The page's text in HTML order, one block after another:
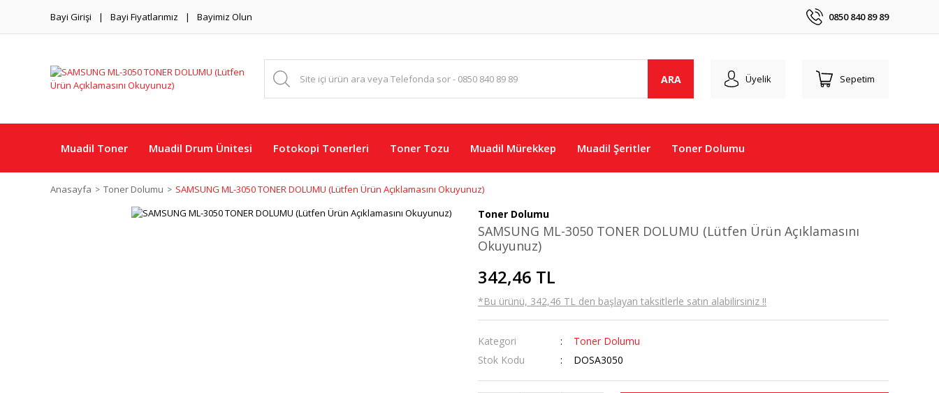
Bayi Girişi Bayi Fiyatlarımız Bayimiz Olun 0850 840 89 89
ARA Üyelik Sepetim
Muadil Toner Muadil Drum Ünitesi Fotokopi Tonerleri Toner Tozu Muadil Mürekkep Muadil Şeritler Toner Dolumu
Anasayfa Toner Dolumu SAMSUNG ML-3050 TONER DOLUMU (Lütfen Ürün Açıklamasını Okuyunuz)
Toner Dolumu
SAMSUNG ML-3050 TONER DOLUMU (Lütfen Ürün Açıklamasını
Okuyunuz)
342,46 TL
*Bu ürünü, 342,46 TL den başlayan taksitlerle satın alabilirsiniz !!
Kategori
Toner Dolumu
Stok Kodu
DOSA3050